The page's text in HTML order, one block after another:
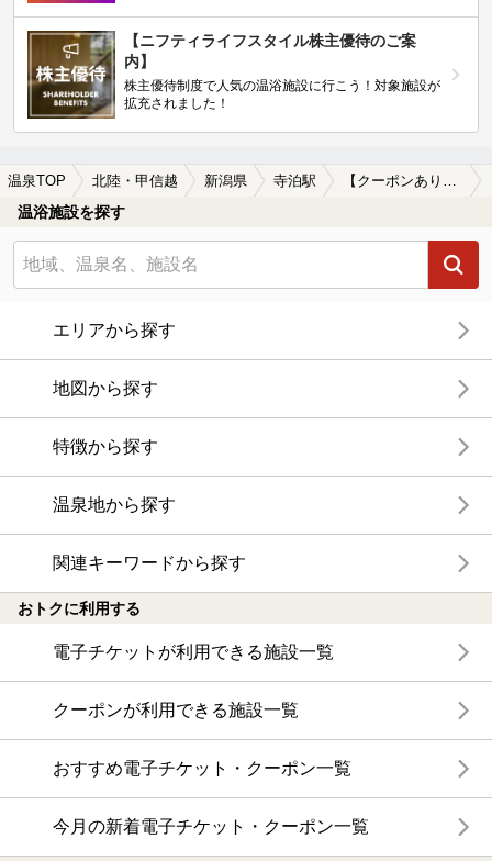
【ニフティライフスタイル株主優待のご案
内】
株主優待制度で人気の温浴施設に行こう！対象施設が
拡充されました！
温泉TOP 北陸・甲信越 新潟県 寺泊駅
温浴施設を探す
エリアから探す
地図から探す
特徴から探す
温泉地から探す
関連キーワードから探す
おトクに利用する
電子チケットが利用できる施設一覧
クーポンが利用できる施設一覧
おすすめ電子チケット・クーポン一覧
今月の新着電子チケット・クーポン一覧